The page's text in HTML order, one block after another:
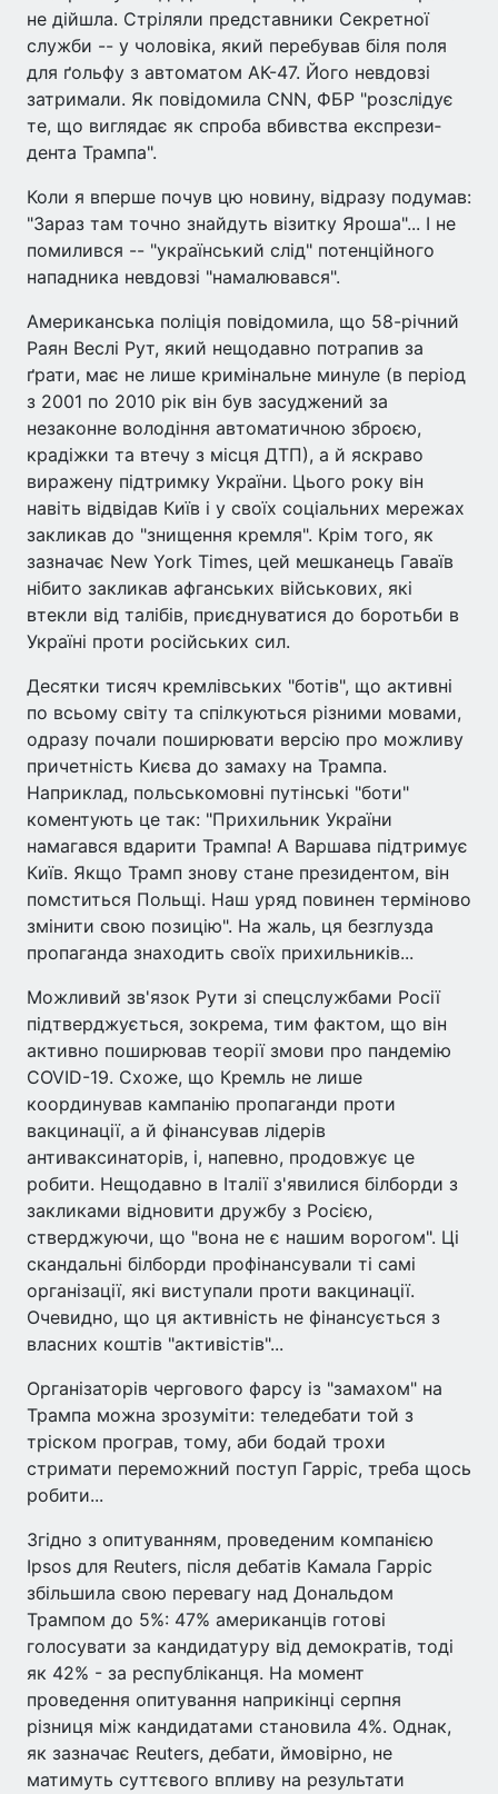
не дійшла. Стріляли представники Секрет­ної
служби -- у чоловіка, який пе­ребував біля поля
для ґольфу з автоматом АК-47. Його невдовзі
затримали. Як повідомила CNN, ФБР "розслідує
те, що виглядає як спроба вбивства експрези­
дента Трампа".
Коли я вперше почув цю но­вину, відразу подумав:
"Зараз там точно знайдуть візитку Яро­ша"... І не
помилився -- "україн­ський слід" потенційного
напад­ника невдовзі "намалювався".
Американська поліція повідомила, що 58-річний
Раян Веслі Рут, який нещодавно потрапив за
ґрати, має не лише кримінальне минуле (в період
з 2001 по 2010 рік він був засуджений за
незаконне володіння автоматичною зброєю,
крадіжки та втечу з місця ДТП), а й яскраво
виражену підтримку України. Цього року він
навіть відвідав Київ і у своїх соціальних мережах
закликав до "знищення кремля". Крім того, як
зазначає New York Times, цей мешканець Гаваїв
нібито закликав афганських військових, які
втекли від талібів, приєднуватися до боротьби в
Україні проти російських сил.
Десятки тисяч кремлівських "ботів", що активні
по всьому світу та спілкуються різними мовами,
одразу почали поширювати версію про можливу
причетність Києва до замаху на Трампа.
Наприклад, польськомовні путінські "боти"
коментують це так: "Прихильник України
намагався вдарити Трампа! А Варшава підтримує
Київ. Якщо Трамп знову стане президентом, він
помститься Польщі. Наш уряд повинен терміново
змінити свою позицію". На жаль, ця безглузда
пропаганда знаходить своїх прихильників...
Можливий зв'язок Рути зі спецслужбами Росії
підтверджується, зокрема, тим фактом, що він
активно поширював теорії змови про пандемію
COVID-19. Схоже, що Кремль не лише
координував кампанію пропаганди проти
вакцинації, а й фінансував лідерів
антиваксинаторів, і, напевно, продовжує це
робити. Нещодавно в Італії з'явилися білборди з
закликами відновити дружбу з Росією,
стверджуючи, що "вона не є нашим ворогом". Ці
скандальні білборди профінансували ті самі
організації, які виступали проти вакцинації.
Очевидно, що ця активність не фінансується з
власних коштів "активістів"...
Організаторів чергово­го фарсу із "замахом" на
Трампа можна зрозумі­ти: теледебати той з
тріском програв, тому, аби бодай трохи
стримати переможний поступ Гарріс, треба щось
робити...
Згідно з опитуванням, проведеним компанією
Ipsos для Reuters, після дебатів Камала Гарріс
збільшила свою перевагу над Дональдом
Трампом до 5%: 47% американців готові
голосувати за кандидатуру від демократів, тоді
як 42% - за республіканця. На момент
проведення опитування наприкінці серпня
різниця між кандидатами становила 4%. Однак,
як зазначає Reuters, дебати, ймовірно, не
матимуть суттєвого впливу на результати